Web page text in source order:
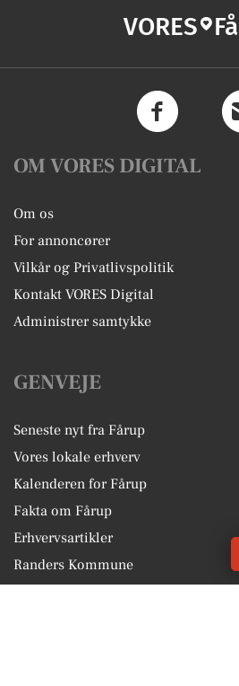
VORES
OM VORES DIGITAL
Om os
For annoncører
Vilkår og Privatlivspolitik
Kontakt VORES Digital
Administrer samtykke
GENVEJE
Seneste nyt fra Fårup
Vores lokale erhverv
Kalenderen for Fårup
Fakta om Fårup
Erhvervsartikler
Randers Kommune